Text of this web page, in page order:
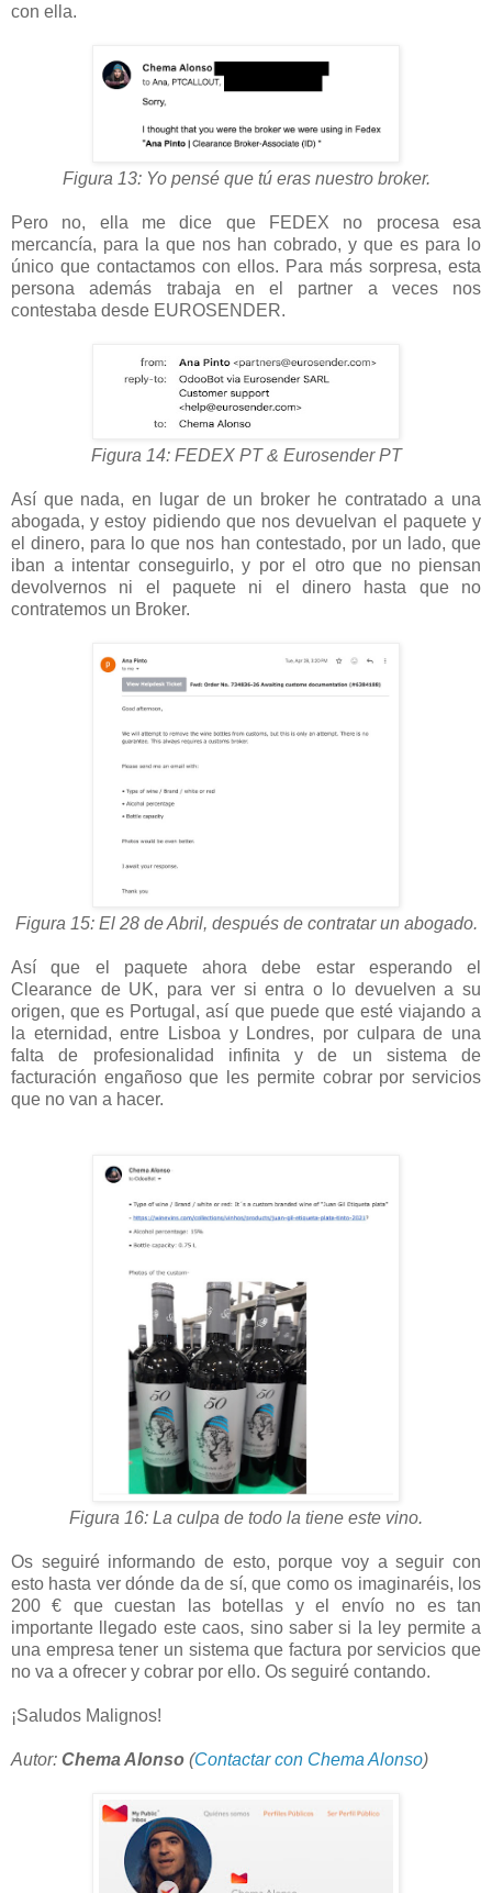
con ella.
Figura 13: Yo pensé que tú eras nuestro broker.
Pero no, ella me dice que FEDEX no procesa esa
mercancía, para la que nos han cobrado, y que es para lo
único que contactamos con ellos. Para más sorpresa, esta
persona además trabaja en el partner a veces nos
contestaba desde EUROSENDER.
Figura 14: FEDEX PT & Eurosender PT
Así que nada, en lugar de un broker he contratado a una
abogada, y estoy pidiendo que nos devuelvan el paquete y
el dinero, para lo que nos han contestado, por un lado, que
iban a intentar conseguirlo, y por el otro que no piensan
devolvernos ni el paquete ni el dinero hasta que no
contratemos un Broker.
Figura 15: El 28 de Abril, después de contratar un abogado.
Así que el paquete ahora debe estar esperando el
Clearance de UK, para ver si entra o lo devuelven a su
origen, que es Portugal, así que puede que esté viajando a
la eternidad, entre Lisboa y Londres, por culpara de una
falta de profesionalidad infinita y de un sistema de
facturación engañoso que les permite cobrar por servicios
que no van a hacer.
Figura 16: La culpa de todo la tiene este vino.
Os seguiré informando de esto, porque voy a seguir con
esto hasta ver dónde da de sí, que como os imaginaréis, los
200 € que cuestan las botellas y el envío no es tan
importante llegado este caos, sino saber si la ley permite a
una empresa tener un sistema que factura por servicios que
no va a ofrecer y cobrar por ello. Os seguiré contando.
¡Saludos Malignos!
Autor: Chema Alonso (Contactar con Chema Alonso)